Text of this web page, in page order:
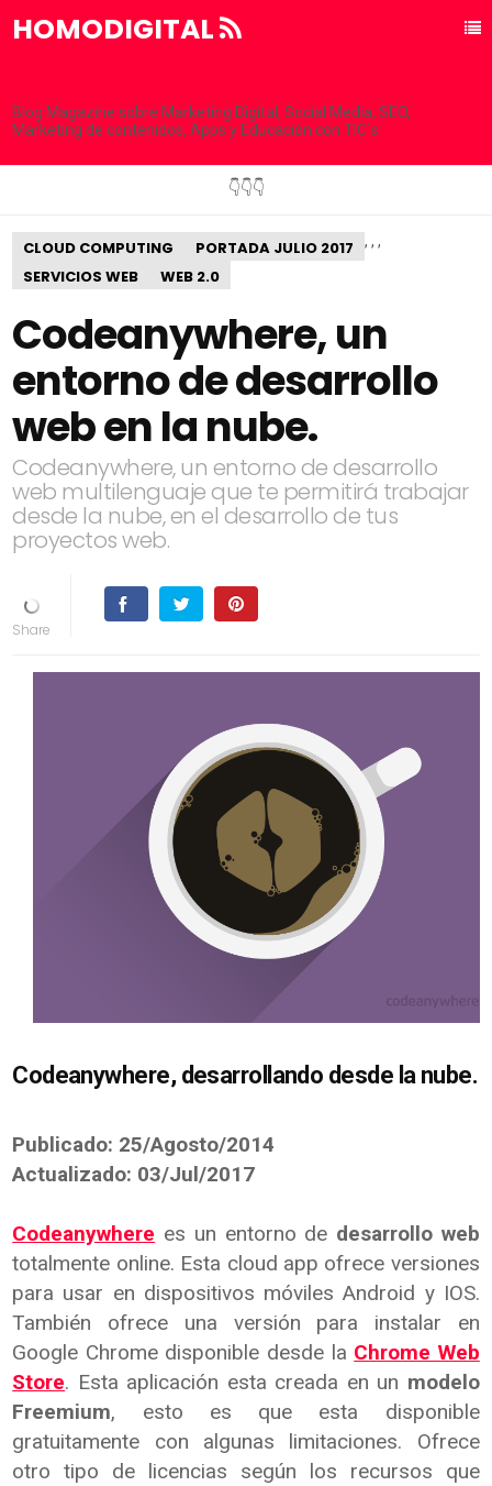
HOMODIGITAL
Blog Magazine sobre Marketing Digital, Social Media, SEO,
Marketing de contenidos, Apps y Educación con TIC´s
👇👇👇
CLOUD COMPUTING ,
PORTADA JULIO 2017 ,
SERVICIOS WEB
,
WEB 2.0
Codeanywhere, un
entorno de desarrollo
web en la nube.
Codeanywhere, un entorno de desarrollo
web multilenguaje que te permitirá trabajar
desde la nube, en el desarrollo de tus
proyectos web.
Codeanywhere, desarrollando desde la nube.
Publicado: 25/Agosto/2014
Actualizado: 03/Jul/2017
Codeanywhere es un entorno de desarrollo web
totalmente online. Esta cloud app ofrece versiones
para usar en dispositivos móviles Android y IOS.
También ofrece una versión para instalar en
Google Chrome disponible desde la Chrome Web
Store. Esta aplicación esta creada en un modelo
Freemium, esto es que esta disponible
gratuitamente con algunas limitaciones. Ofrece
otro tipo de licencias según los recursos que